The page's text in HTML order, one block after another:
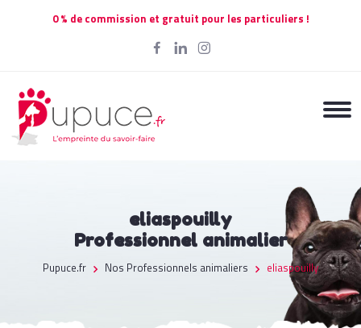
0 % de commission et gratuit pour les particuliers !
eliaspouilly
Professionnel animalier
Pupuce.fr Nos Professionnels animaliers eliaspouilly